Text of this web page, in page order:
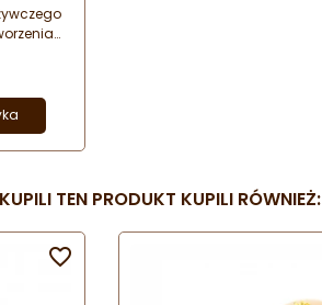
przy
w
TEN PRODUKT KUPILI RÓWNIEŻ:
